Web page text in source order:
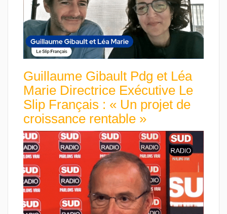
Guillaume Gibault Pdg et Léa
Marie Directrice Exécutive Le
Slip Français : « Un projet de
croissance rentable »